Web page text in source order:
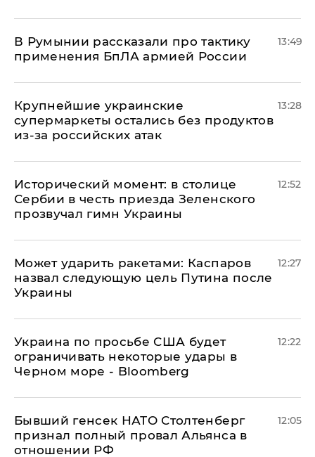
В Румынии рассказали про тактику
применения БпЛА армией России
13:49
Крупнейшие украинские
супермаркеты остались без продуктов
из-за российских атак
13:28
Исторический момент: в столице
Сербии в честь приезда Зеленского
прозвучал гимн Украины
12:52
Может ударить ракетами: Каспаров
назвал следующую цель Путина после
Украины
12:27
Украина по просьбе США будет
ограничивать некоторые удары в
Черном море - Bloomberg
12:22
Бывший генсек НАТО Столтенберг
признал полный провал Альянса в
отношении РФ
12:05